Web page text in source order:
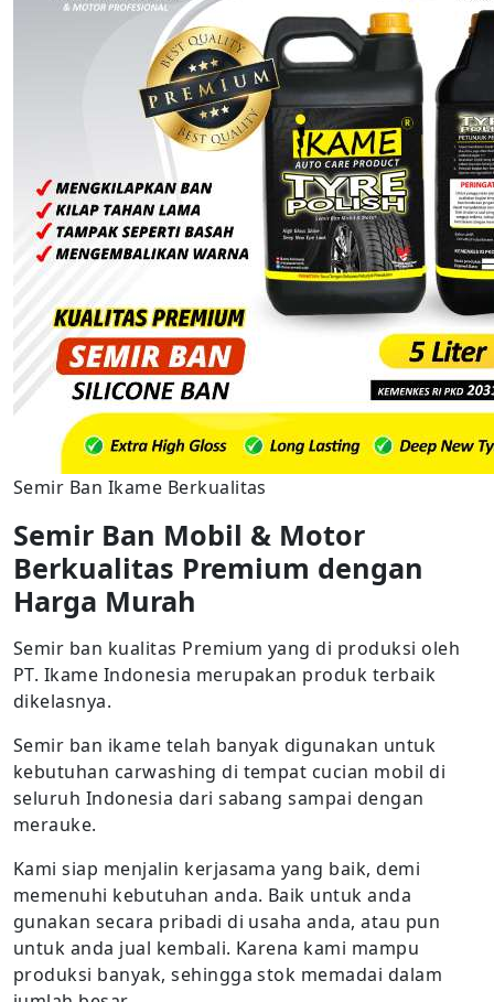
Semir Ban Ikame Berkualitas
Semir Ban Mobil & Motor
Berkualitas Premium dengan
Harga Murah
Semir ban kualitas Premium yang di produksi oleh
PT. Ikame Indonesia merupakan produk terbaik
dikelasnya.
Semir ban ikame telah banyak digunakan untuk
kebutuhan carwashing di tempat cucian mobil di
seluruh Indonesia dari sabang sampai dengan
merauke.
Kami siap menjalin kerjasama yang baik, demi
memenuhi kebutuhan anda. Baik untuk anda
gunakan secara pribadi di usaha anda, atau pun
untuk anda jual kembali. Karena kami mampu
produksi banyak, sehingga stok memadai dalam